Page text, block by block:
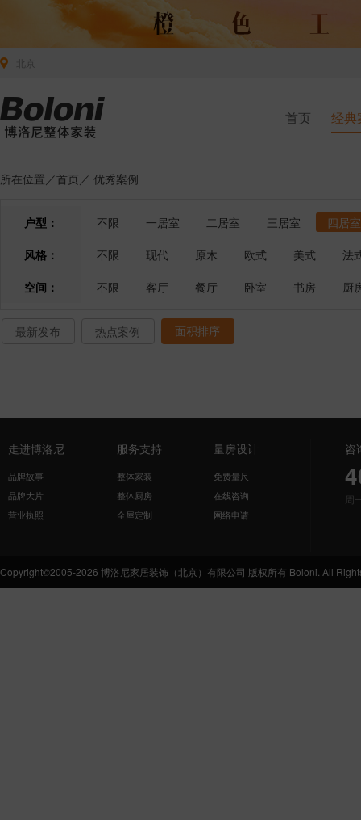
首页 经典
所在位置／首页 ／ 优秀案例
户型： 不限 一居室 二居室 三居室
四居室
风格：
不限 现代 原木 欧式 美式
法
空间：
不限 客厅 餐厅 卧室 书房 厨
最新发布 热点案例 面积排序
走进博洛尼
品牌故事
品牌大片
营业执照
服务支持
整体家装
整体厨房
全屋定制
量房设计
免费量尺
在线咨询
网络申请
咨
周
Copyright©2005-2026 博洛尼家居装饰（北京）有限公司 版权所有 Boloni. All